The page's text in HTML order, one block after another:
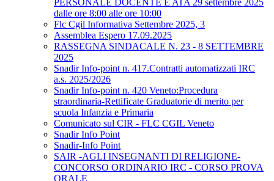
PERSONALE DOCENTE E ATA 29 settembre 2025
dalle ore 8:00 alle ore 10:00
Flc Cgil Informativa Settembre 2025, 3
Assemblea Espero 17.09.2025
RASSEGNA SINDACALE N. 23 - 8 SETTEMBRE
2025
Snadir Info-point n. 417.Contratti automatizzati IRC
a.s. 2025/2026
Snadir Info-point n. 420 Veneto:Procedura
straordinaria-Rettificate Graduatorie di merito per
scuola Infanzia e Primaria
Comunicato sul CIR - FLC CGIL Veneto
Snadir Info Point
Snadir-Info Point
SAIR -AGLI INSEGNANTI DI RELIGIONE-
CONCORSO ORDINARIO IRC - CORSO PROVA
ORALE